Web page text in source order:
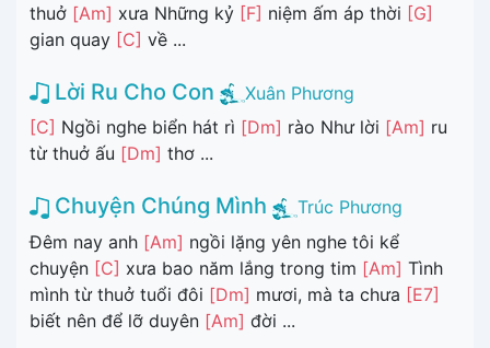
thuở [Am] xưa Những kỷ [F] niệm ấm áp thời [G]
gian quay [C] về ...
Lời Ru Cho Con
Xuân Phương
[C] Ngồi nghe biển hát rì [Dm] rào Như lời [Am] ru
từ thuở ấu [Dm] thơ ...
Chuyện Chúng Mình
Trúc Phương
Đêm nay anh [Am] ngồi lặng yên nghe tôi kể
chuyện [C] xưa bao năm lắng trong tim [Am] Tình
mình từ thuở tuổi đôi [Dm] mươi, mà ta chưa [E7]
biết nên để lỡ duyên [Am] đời ...